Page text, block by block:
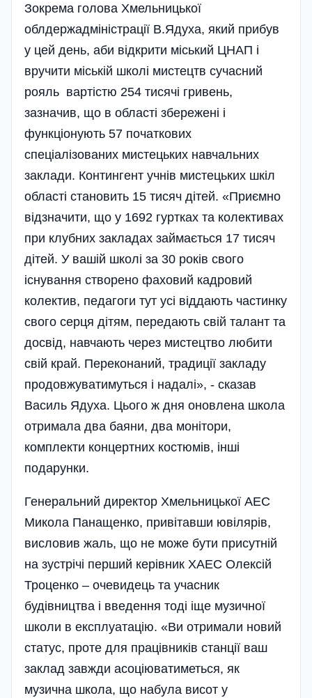
Зокрема голова Хмельницької
облдержадміністрації В.Ядуха, який прибув
у цей день, аби відкрити міський ЦНАП і
вручити міській школі мистецтв сучасний
рояль вартістю 254 тисячі гривень,
зазначив, що в області збережені і
функціонують 57 початкових
спеціалізованих мистецьких навчальних
заклади. Контингент учнів мистецьких шкіл
області становить 15 тисяч дітей. «Приємно
відзначити, що у 1692 гуртках та колективах
при клубних закладах займається 17 тисяч
дітей. У вашій школі за 30 років свого
існування створено фаховий кадровий
колектив, педагоги тут усі віддають частинку
свого серця дітям, передають свій талант та
досвід, навчають через мистецтво любити
свій край. Переконаний, традиції закладу
продовжуватимуться і надалі», - сказав
Василь Ядуха. Цього ж дня оновлена школа
отримала два баяни, два монітори,
комплекти концертних костюмів, інші
подарунки.
Генеральний директор Хмельницької АЕС
Микола Панащенко, привітавши ювілярів,
висловив жаль, що не може бути присутній
на зустрічі перший кері­вник ХАЕС Олексій
Троценко – очевидець та учасник
будівництва і введення тоді іще музичної
школи в експлуатацію. «Ви отримали новий
статус, проте для працівників станції ваш
заклад завжди асоціюватиметься, як
музична школа, що набула висот у